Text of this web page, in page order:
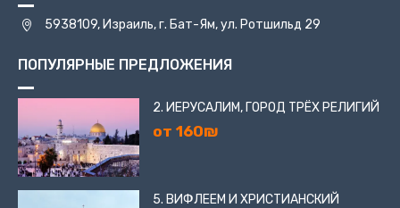
5938109, Израиль, г. Бат-Ям, ул. Ротшильд 29
ПОПУЛЯРНЫЕ ПРЕДЛОЖЕНИЯ
2. ИЕРУСАЛИМ, ГОРОД ТРЁХ РЕЛИГИЙ
от 160₪
5. ВИФЛЕЕМ И ХРИСТИАНСКИЙ